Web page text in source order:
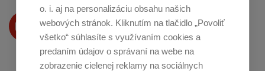
Produkty Vám predstavujeme
na Youtube
o. i. aj na personalizáciu obsahu našich
webových stránok. Kliknutím na tlačidlo „Povoliť
všetko“ súhlasíte s využívaním cookies a
predaním údajov o správaní na webe na
zobrazenie cielenej reklamy na sociálnych